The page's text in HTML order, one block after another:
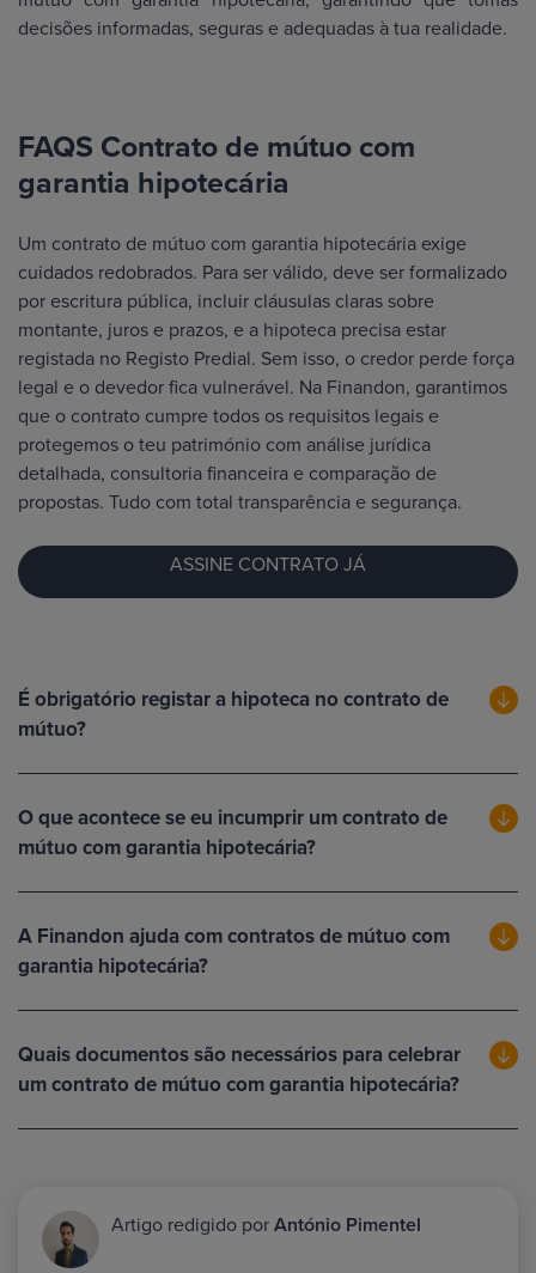
decisões informadas, seguras e adequadas à tua realidade.
FAQS Contrato de mútuo com
garantia hipotecária
Um contrato de mútuo com garantia hipotecária exige
cuidados redobrados. Para ser válido, deve ser formalizado
por escritura pública, incluir cláusulas claras sobre
montante, juros e prazos, e a hipoteca precisa estar
registada no Registo Predial. Sem isso, o credor perde força
legal e o devedor fica vulnerável. Na Finandon, garantimos
que o contrato cumpre todos os requisitos legais e
protegemos o teu património com análise jurídica
detalhada, consultoria financeira e comparação de
propostas. Tudo com total transparência e segurança.
ASSINE CONTRATO JÁ
É obrigatório registar a hipoteca no contrato de
mútuo?
O que acontece se eu incumprir um contrato de
mútuo com garantia hipotecária?
A Finandon ajuda com contratos de mútuo com
garantia hipotecária?
Quais documentos são necessários para celebrar
um contrato de mútuo com garantia hipotecária?
Artigo redigido porAntónio Pimentel